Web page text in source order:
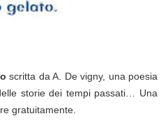
scritta da A. De vigny, una poesia
storie dei tempi passati… Una
gratuitamente.